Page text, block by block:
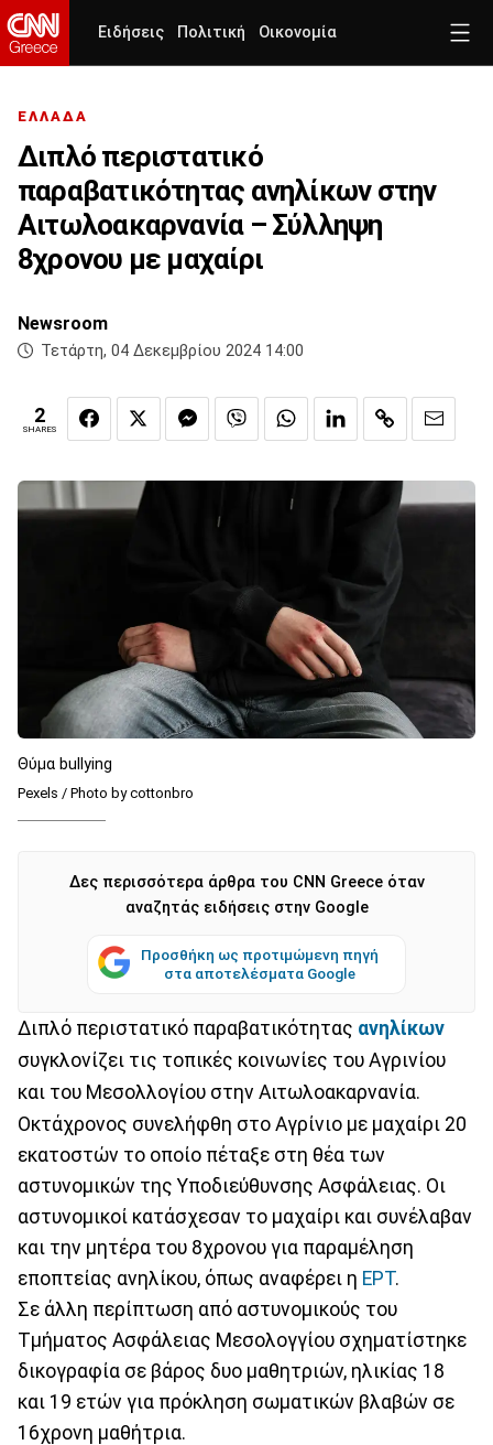
Ειδήσεις Πολιτική Οικονομία
ΕΛΛΑΔΑ
Διπλό περιστατικό
παραβατικότητας ανηλίκων στην
Αιτωλοακαρνανία – Σύλληψη
8χρονου με μαχαίρι
Newsroom
Τετάρτη, 04 Δεκεμβρίου 2024 14:00
2
SHARES
Θύμα bullying
Pexels / Photo by cottonbro
Δες περισσότερα άρθρα του CNN Greece όταν
αναζητάς ειδήσεις στην Google
Προσθήκη ως προτιμώμενη πηγή
στα αποτελέσματα Google
Διπλό περιστατικό παραβατικότητας ανηλίκων
συγκλονίζει τις τοπικές κοινωνίες του Αγρινίου
και του Μεσολλογίου στην Αιτωλοακαρνανία.
Οκτάχρονος συνελήφθη στο Αγρίνιο με μαχαίρι 20
εκατοστών το οποίο πέταξε στη θέα των
αστυνομικών της Υποδιεύθυνσης Ασφάλειας. Οι
αστυνομικοί κατάσχεσαν το μαχαίρι και συνέλαβαν
και την μητέρα του 8χρονου για παραμέληση
εποπτείας ανηλίκου, όπως αναφέρει η ΕΡΤ.
Σε άλλη περίπτωση από αστυνομικούς του
Τμήματος Ασφάλειας Μεσολογγίου σχηματίστηκε
δικογραφία σε βάρος δυο μαθητριών, ηλικίας 18
και 19 ετών για πρόκληση σωματικών βλαβών σε
16χρονη μαθήτρια.